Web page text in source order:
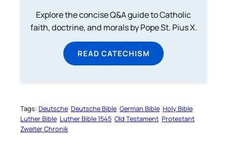
Explore the concise Q&A guide to Catholic
faith, doctrine, and morals by Pope St. Pius X.
READ CATECHISM
Tags: Deutsche Deutsche Bible German Bible Holy Bible
Luther Bible Luther Bible 1545 Old Testament Protestant
Zweiter Chronik